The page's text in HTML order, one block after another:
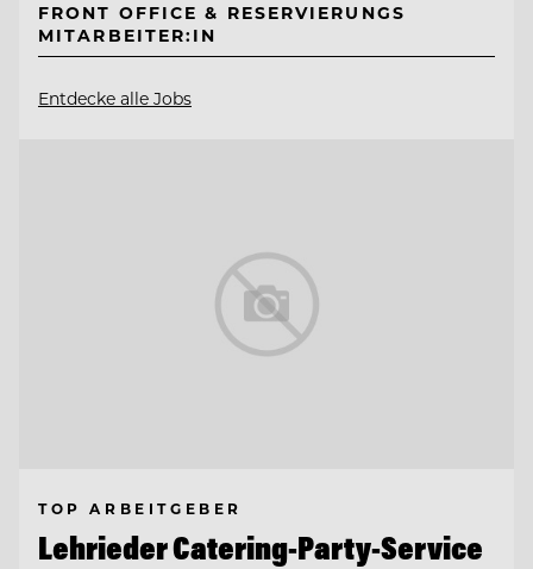
FRONT OFFICE & RESERVIERUNGS
MITARBEITER:IN
Entdecke alle Jobs
TOP ARBEITGEBER
Lehrieder Catering-Party-Service